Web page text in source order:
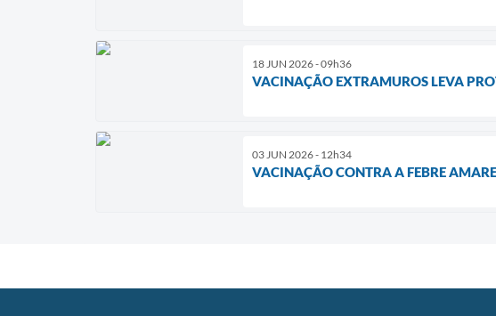
18 JUN 2026 - 09h36
VACINAÇÃO EXTRAMUROS LEVA
03 JUN 2026 - 12h34
VACINAÇÃO CONTRA A FEBRE